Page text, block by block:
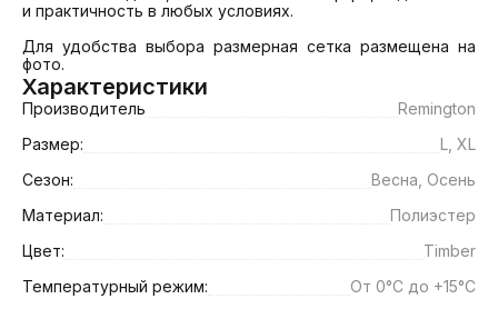
и практичность в любых условиях.
Для удобства выбора размерная сетка размещена на
фото.
Характеристики
Производитель
Remington
Размер:
L, XL
Сезон:
Весна, Осень
Материал:
Полиэстер
Цвет:
Timber
Температурный режим:
От 0°C до +15°C